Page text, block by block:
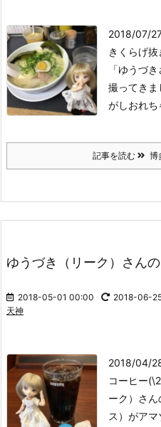
2018/07/
きくらげ
「ゆうづ
撮ってき
がしおれち
記事を読む 博
ゆうづき（リーク）さん
2018-05-01 00:00 2018-06-
天神
2018/04/
コーヒー
ーク）さ
ス）がア